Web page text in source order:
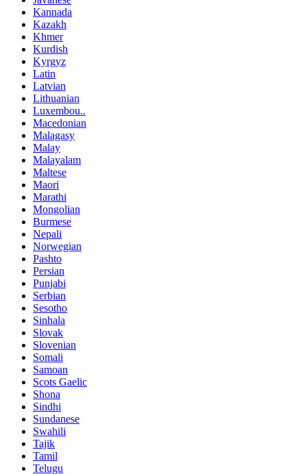
Kannada
Kazakh
Khmer
Kurdish
Kyrgyz
Latin
Latvian
Lithuanian
Luxembou..
Macedonian
Malagasy
Malay
Malayalam
Maltese
Maori
Marathi
Mongolian
Burmese
Nepali
Norwegian
Pashto
Persian
Punjabi
Serbian
Sesotho
Sinhala
Slovak
Slovenian
Somali
Samoan
Scots Gaelic
Shona
Sindhi
Sundanese
Swahili
Tajik
Tamil
Telugu